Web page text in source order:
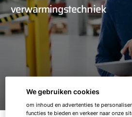
verwarmingstechniek
We gebruiken cookies
om inhoud en advertenties te
functies te bieden en verkeer naar onze